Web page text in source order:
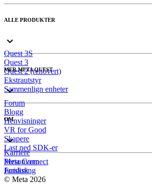
ALLE PRODUKTER
Quest 3S
Quest 3
Quest 2 (renovert)
Ekstrautstyr
Sammenlign enheter
MER META QUEST
Forum
Blogg
Henvisninger
VR for Good
Skapere
Last ned SDK-er
OM
Karriere
Meta Connect
Forskning
Personvern
Juridisk
© Meta 2026